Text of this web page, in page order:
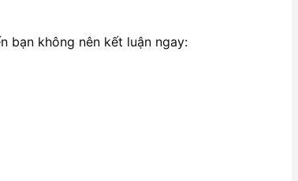
bạn không nên kết luận ngay: